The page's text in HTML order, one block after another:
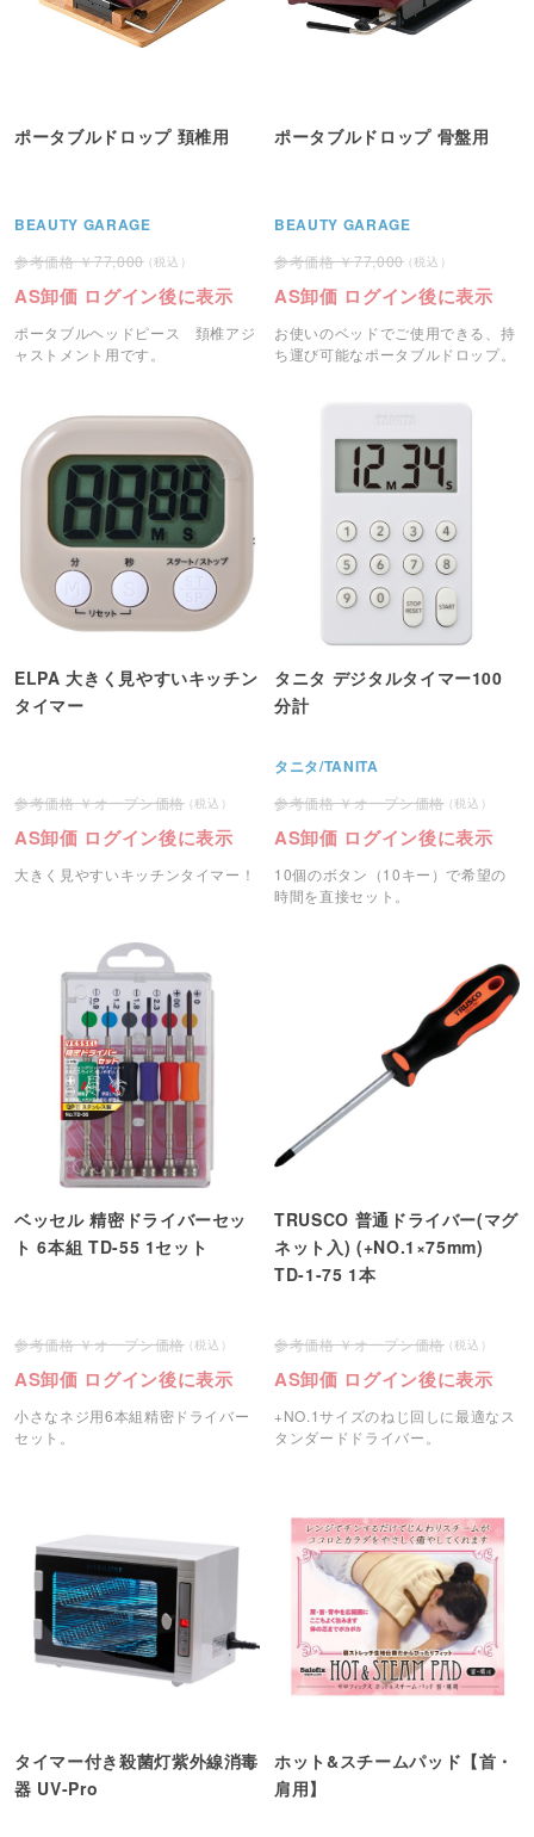
ポータブルドロップ 頚椎用
BEAUTY GARAGE
77,000
AS卸価 ログイン後に表示
ポータブルヘッドピース 頚椎アジ
ャストメント用です。
ポータブルドロップ 骨盤用
BEAUTY GARAGE
77,000
AS卸価 ログイン後に表示
お使いのベッドでご使用できる、持
ち運び可能なポータブルドロップ。
ELPA 大きく見やすいキッチン
タイマー
オープン価格
AS卸価 ログイン後に表示
大きく見やすいキッチンタイマー！
タニタ デジタルタイマー100
分計
タニタ/TANITA
オープン価格
AS卸価 ログイン後に表示
10個のボタン（10キー）で希望の
時間を直接セット。
ベッセル 精密ドライバーセッ
ト 6本組 TD-55 1セット
オープン価格
AS卸価 ログイン後に表示
小さなネジ用6本組精密ドライバー
セット。
TRUSCO 普通ドライバー(マグ
ネット入) (+NO.1×75mm)
TD-1-75 1本
オープン価格
AS卸価 ログイン後に表示
+NO.1サイズのねじ回しに最適なス
タンダードドライバー。
タイマー付き殺菌灯紫外線消毒
器 UV-Pro
ホット&スチームパッド【首・
肩用】